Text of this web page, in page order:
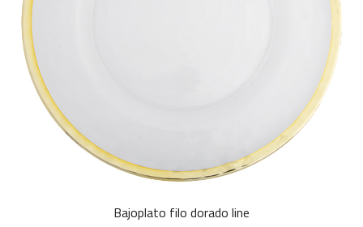
Bajoplato filo dorado line